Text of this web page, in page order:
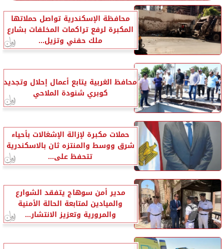
محافظة الإسكندرية تواصل حملاتها
المكبرة لرفع تراكمات المخلفات بشارع
ملك حفني وتزيل...
محافظ الغربية يتابع أعمال إحلال وتجديد
كوبري شنودة الملاحي
حملات مكبرة لإزالة الإشغالات بأحياء
شرق ووسط والمنتزه ثان بالاسكندرية
تتحفظ على...
مدير أمن سوهاج يتفقد الشوارع
والميادين لمتابعة الحالة الأمنية
والمرورية وتعزيز الانتشار...